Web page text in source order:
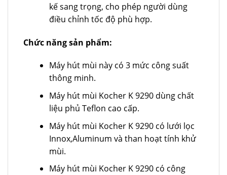
kế sang trọng, cho phép người dùng
điều chỉnh tốc độ phù hợp.
Chức năng sản phẩm:
Máy hút mùi này có 3 mức công suất
thông minh.
Máy hút mùi Kocher K 9290 dùng chất
liệu phủ Teflon cao cấp.
Máy hút mùi Kocher K 9290 có lưới lọc
Innox,Aluminum và than hoạt tính khử
mùi.
Máy hút mùi Kocher K 9290 có công